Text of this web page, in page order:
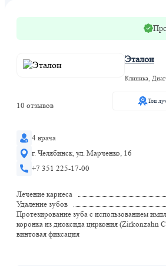
Эталон
Клиника,
10 отзывов
Топ
4 врача
г. Челябинск, ул. Марченко, 16
+7 351 225-17-00
Лечение кариеса
Удаление зубов
Протезирование зуба с использованием
коронка из диоксида циркония (Zirkonzahn
винтовая фиксация